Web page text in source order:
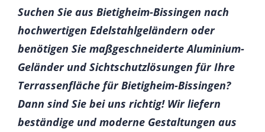
Suchen Sie aus Bietigheim-Bissingen nach
hochwertigen Edelstahlgeländern oder
benötigen Sie maßgeschneiderte Aluminium-
Geländer und Sichtschutzlösungen für Ihre
Terrassenfläche für Bietigheim-Bissingen?
Dann sind Sie bei uns richtig! Wir liefern
beständige und moderne Gestaltungen aus